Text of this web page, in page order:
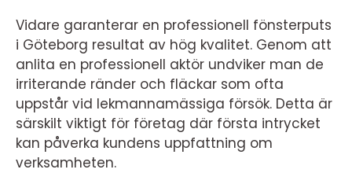
Vidare garanterar en professionell fönsterputs
i Göteborg resultat av hög kvalitet. Genom att
anlita en professionell aktör undviker man de
irriterande ränder och fläckar som ofta
uppstår vid lekmannamässiga försök. Detta är
särskilt viktigt för företag där första intrycket
kan påverka kundens uppfattning om
verksamheten.